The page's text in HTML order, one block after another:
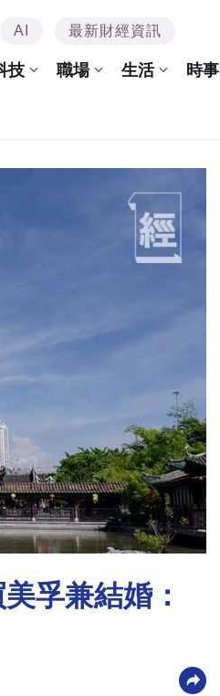
AI 最新財經資訊
技 職場 生活 時事
孚兼結婚：